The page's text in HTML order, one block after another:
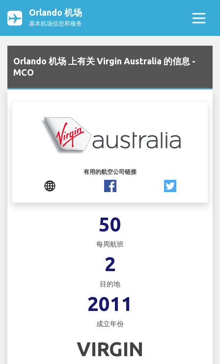
Orlando 机场
基本机场信息和服务
Orlando 机场 上有关 Virgin Australia 的信息 -
MCO
有用的航空公司链接
50
每周航班
2
目的地
2011
成立年份
VIRGIN